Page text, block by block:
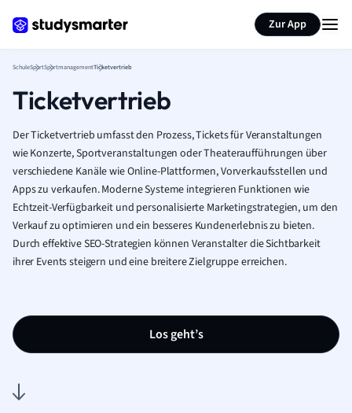
Zur App
SchuleSportSportmanagementTicketvertrieb
Ticketvertrieb
Der Ticketvertrieb umfasst den Prozess, Tickets für Veranstaltungen
wie Konzerte, Sportveranstaltungen oder Theateraufführungen über
verschiedene Kanäle wie Online-Plattformen, Vorverkaufsstellen und
Apps zu verkaufen. Moderne Systeme integrieren Funktionen wie
Echtzeit-Verfügbarkeit und personalisierte Marketingstrategien, um den
Verkauf zu optimieren und ein besseres Kundenerlebnis zu bieten.
Durch effektive SEO-Strategien können Veranstalter die Sichtbarkeit
ihrer Events steigern und eine breitere Zielgruppe erreichen.
Los geht’s
Seite zusammenfassen